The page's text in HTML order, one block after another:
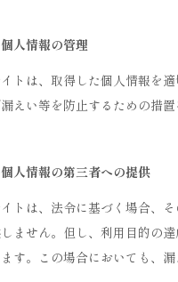
人情報の管理
トは、取得した個人情報を
えい等を防止するための措置
人情報の第三者への提供
トは、法令に基づく場合、
ません。但し、利用目的の
す。この場合においても、